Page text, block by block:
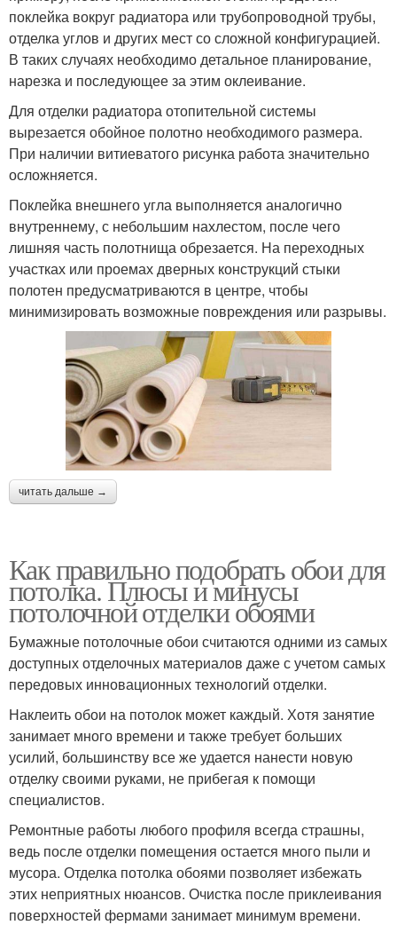
поклейка вокруг радиатора или трубопроводной трубы,
отделка углов и других мест со сложной конфигурацией.
В таких случаях необходимо детальное планирование,
нарезка и последующее за этим оклеивание.
Для отделки радиатора отопительной системы
вырезается обойное полотно необходимого размера.
При наличии витиеватого рисунка работа значительно
осложняется.
Поклейка внешнего угла выполняется аналогично
внутреннему, с небольшим нахлестом, после чего
лишняя часть полотнища обрезается. На переходных
участках или проемах дверных конструкций стыки
полотен предусматриваются в центре, чтобы
минимизировать возможные повреждения или разрывы.
читать дальше →
Как правильно подобрать обои для
потолка. Плюсы и минусы
потолочной отделки обоями
Бумажные потолочные обои считаются одними из самых
доступных отделочных материалов даже с учетом самых
передовых инновационных технологий отделки.
Наклеить обои на потолок может каждый. Хотя занятие
занимает много времени и также требует больших
усилий, большинству все же удается нанести новую
отделку своими руками, не прибегая к помощи
специалистов.
Ремонтные работы любого профиля всегда страшны,
ведь после отделки помещения остается много пыли и
мусора. Отделка потолка обоями позволяет избежать
этих неприятных нюансов. Очистка после приклеивания
поверхностей фермами занимает минимум времени.